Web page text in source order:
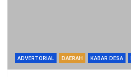
ADVERTORIAL DAERAH KABAR DESA